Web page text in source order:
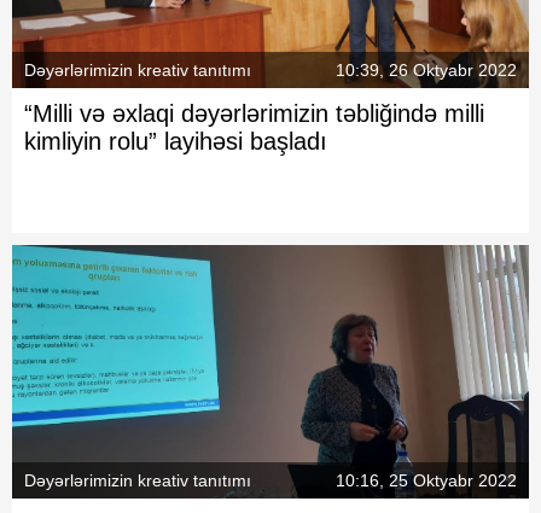
Dəyərlərimizin kreativ tanıtımı 10:39, 26 Oktyabr 2022
“Milli və əxlaqi dəyərlərimizin təbliğində milli
kimliyin rolu” layihəsi başladı
Dəyərlərimizin kreativ tanıtımı 10:16, 25 Oktyabr 2022